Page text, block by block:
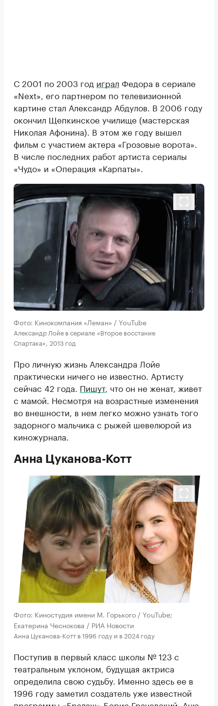
С 2001 по 2003 год играл Федора в сериале
«Next», его партнером по телевизионной
картине стал Александр Абдулов. В 2006 году
окончил Щепкинское училище (мастерская
Николая Афонина). В этом же году вышел
фильм с участием актера «Грозовые ворота».
В числе последних работ артиста сериалы
«Чудо» и «Операция «Карпаты».
Фото: Кинокомпания «Леман» / YouTube
Александр Лойе в сериале «Второе восстание
Спартака», 2013 год
Про личную жизнь Александра Лойе
практически ничего не известно. Артисту
сейчас 42 года. Пишут, что он не женат, живет
с мамой. Несмотря на возрастные изменения
во внешности, в нем легко можно узнать того
задорного мальчика с рыжей шевелюрой из
киножурнала.
Анна Цуканова-Котт
Фото: Киностудия имени М. Горького / YouTube;
Екатерина Чеснокова / РИА Новости
Анна Цуканова-Котт в 1996 году и в 2024 году
Поступив в первый класс школы № 123 с
театральным уклоном, будущая актриса
определила свою судьбу. Именно здесь ее в
1996 году заметил создатель уже известной